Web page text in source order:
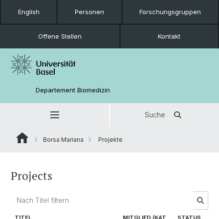
English Personen Forschungsgruppen
Offene Stellen Kontakt
Departement Biomedizin
Suche
Borsa Mariana Projekte
Projects
TITEL
MITGLIED (KAT.
STATUS